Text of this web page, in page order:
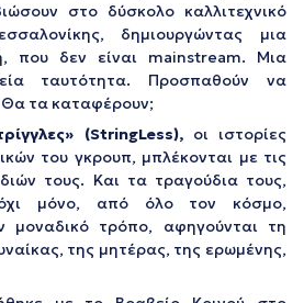
στο δύσκολο καλλιτεχνικό
δημιουργώντας μια
που δεν είναι mainstream. Μια
ταυτότητα. Προσπαθούν να
τα καταφέρουν;
(StringLess),οι ιστορίες
του γκρουπ, μπλέκονται με τις
τους. Και τα τραγούδια τους,
μόνο, από όλο τον κόσμο,
μοναδικό τρόπο, αφηγούνται τη
της μητέρας, της ερωμένης,